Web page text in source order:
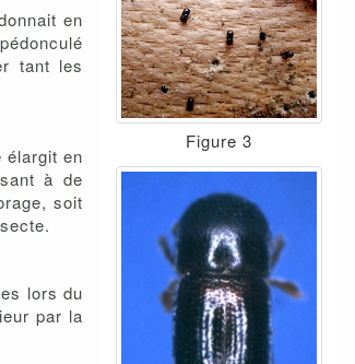
en
tant les
élargit en
à de
soit
lors du
par la
Figure 3